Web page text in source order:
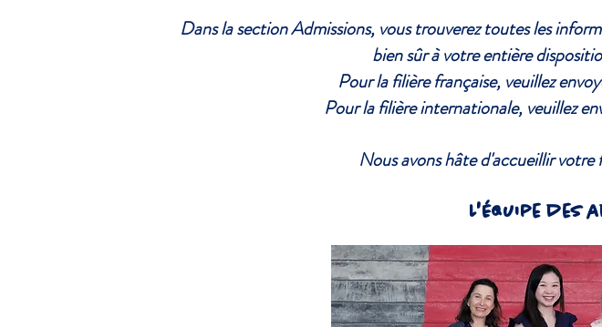
Dans la section Admissions, vous trouverez toutes les
bien sûr à votre entière
Pour la filière française, veuillez
Pour la filière internationale, veuillez
Nous avons hâte d'accueillir
L'Équipe des